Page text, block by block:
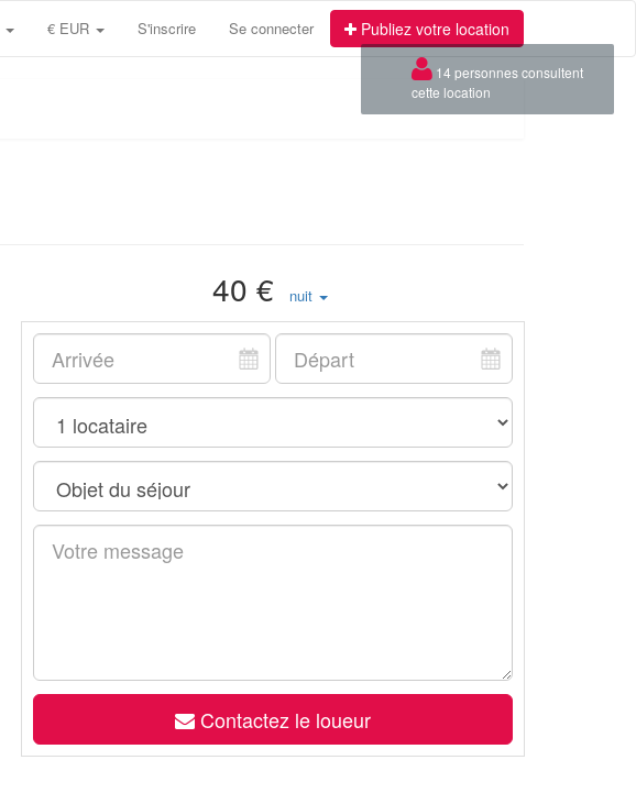
€ EUR S'inscrire Se connecter Publiez votre location
40 € nuit
Contactez le loueur
×
14 personnes consultent
cette location